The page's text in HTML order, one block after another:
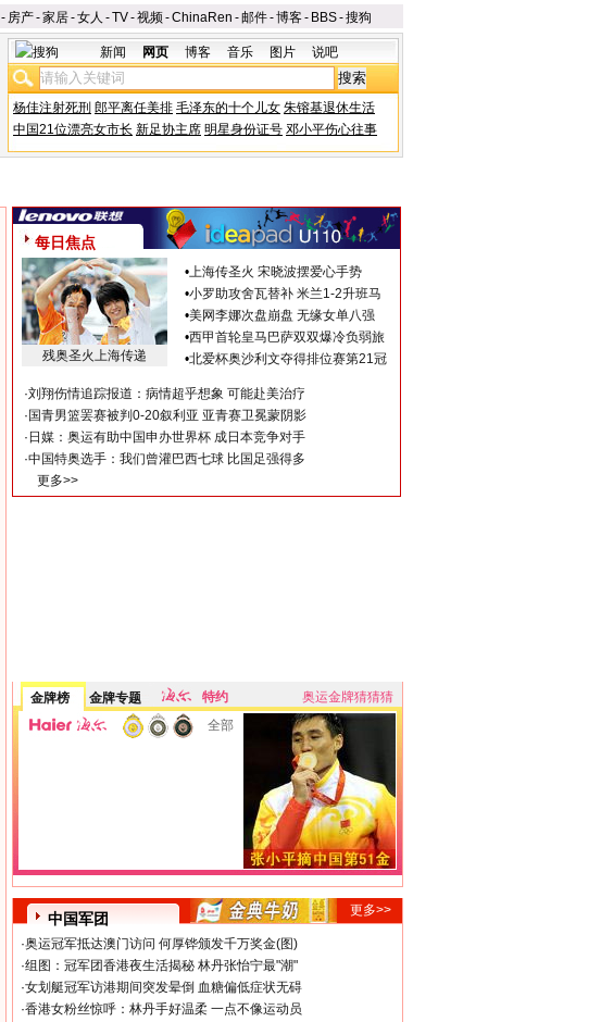
- 房产-家居-女人 -TV-视频-ChinaRen -邮件-博客- BBS-搜狗
新闻 网页 博客 音乐 图片 说吧
杨佳注射死刑 郎平离任美排 毛泽东的十个儿女 朱镕基退休生活
中国21位漂亮女市长 新足协主席 明星身份证号 邓小平伤心往事
每日焦点
残奥圣火上海传递
•上海传圣火 宋晓波摆爱心手势
•小罗助攻舍瓦替补 米兰1-2升班马
•美网李娜次盘崩盘 无缘女单八强
•西甲首轮皇马巴萨双双爆冷负弱旅
•北爱杯奥沙利文夺得排位赛第21冠
·刘翔伤情追踪报道：病情超乎想象 可能赴美治疗
· 国青男篮罢赛被判0-20叙利亚 亚青赛卫冕蒙阴影
· 日媒：奥运有助中国申办世界杯 成日本竞争对手
·中国特奥选手：我们曾灌巴西七球 比国足强得多
更多>>
金牌榜 金牌专题 特约
奥运金牌猜猜猜
全部
中国军团
更多>>
·奥运冠军抵达澳门访问 何厚铧颁发千万奖金(图)
·组图：冠军团香港夜生活揭秘 林丹张怡宁最"潮"
·女划艇冠军访港期间突发晕倒 血糖偏低症状无碍
·香港女粉丝惊呼：林丹手好温柔 一点不像运动员